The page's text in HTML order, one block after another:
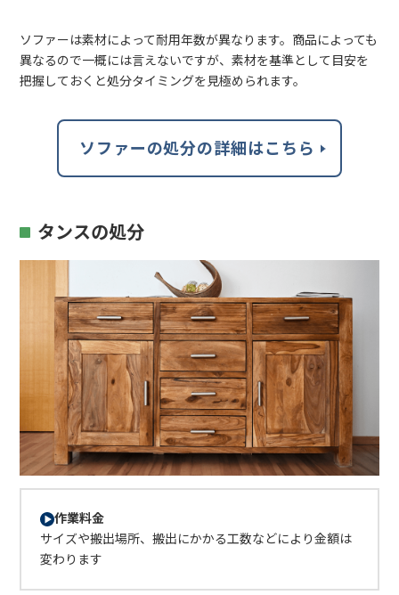
ソファーは素材によって耐用年数が異なります。商品によっても
異なるので一概には言えないですが、素材を基準として目安を
把握しておくと処分タイミングを見極められます。
ソファーの処分の詳細はこちら
タンスの処分
作業料金
サイズや搬出場所、搬出にかかる工数などにより金額は
変わります